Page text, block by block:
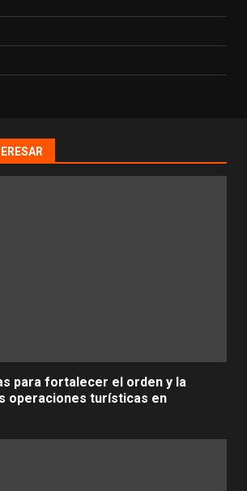
para fortalecer el orden y la
operaciones turísticas en